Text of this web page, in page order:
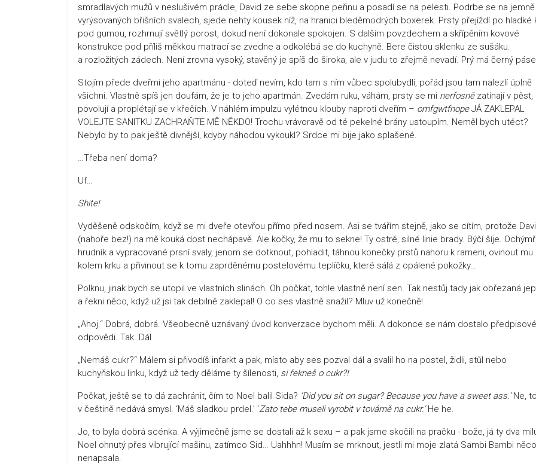
smradlavých mužů v neslušivém prádle, David ze sebe skopne peřinu a posadí se na pelesti. Podrbe se na jemně
vyrýsovaných břišních svalech, sjede nehty kousek níž, na hranici bleděmodrých boxerek. Prsty přejíždí po hladké
pod gumou, rozhrnují světlý porost, dokud není dokonale spokojen. S dalším povzdechem a skřípěním kovové
konstrukce pod příliš měkkou matrací se zvedne a odkolébá se do kuchyně. Bere čistou sklenku ze sušáku.
a rozložitých zádech. Není zrovna vysoký, stavěný je spíš do široka, ale v judu to zřejmě nevadí. Prý má černý
Stojím přede dveřmi jeho apartmánu - doteď nevím, kdo tam s ním vůbec spolubydlí, pořád jsou tam nalezlí úplně
všichni. Vlastně spíš jen doufám, že je to jeho apartmán. Zvedám ruku, váhám, prsty se mi nerfosnězatínají v pěst,
povolují a proplétají se v křečích. V náhlém impulzu vylétnou klouby naproti dveřím – omfgwtfnopeJÁ ZAKLEPAL
VOLEJTE SANITKU ZACHRAŇTE MĚ NĚKDO! Trochu vrávoravě od té pekelné brány ustoupím. Neměl bych utéct?
Nebylo by to pak ještě divnější, kdyby náhodou vykoukl? Srdce mi bije jako splašené.
…Třeba není doma?
Uf…
Shite!
Vyděšeně odskočím, když se mi dveře otevřou přímo před nosem. Asi se tvářím stejně, jako se cítím, protože
(nahoře bez!) na mě kouká dost nechápavě. Ale kočky, že mu to sekne! Ty ostré, silné linie brady. Býčí šíje.
hrudník a vypracované prsní svaly, jenom se dotknout, pohladit, táhnou konečky prstů nahoru k rameni, ovinout mu
kolem krku a přivinout se k tomu zaprděnému postelovému teplíčku, které sálá z opálené pokožky…
Polknu, jinak bych se utopil ve vlastních slinách. Oh počkat, tohle vlastně není sen. Tak nestůj tady jak obřezaná
a řekni něco, když už jsi tak debilně zaklepal! O co ses vlastně snažil? Mluv už konečně!
„Ahoj.“ Dobrá, dobrá. Všeobecně uznávaný úvod konverzace bychom měli. A dokonce se nám dostalo předpisové
odpovědi. Tak. Dál
„Nemáš cukr?“ Málem si přivodíš infarkt a pak, místo aby ses pozval dál a svalil ho na postel, židli, stůl nebo
kuchyňskou linku, když už tedy děláme ty šílenosti, si řekneš o cukr?!
Počkat, ještě se to dá zachránit, čím to Noel balil Sida? ‘Did you sit on sugar? Because you have a sweet ass.’Ne, to
v češtině nedává smysl. ‘Máš sladkou prdel.’ ‘Zato tebe museli vyrobit v továrně na cukr.’He he.
Jo, to byla dobrá scénka. A výjimečně jsme se dostali až k sexu – a pak jsme skočili na pračku - bože, já ty dva
Noel ohnutý přes vibrující mašinu, zatímco Sid… Uahhhn! Musím se mrknout, jestli mi moje zlatá Sambi Bambi něco
nenapsala.